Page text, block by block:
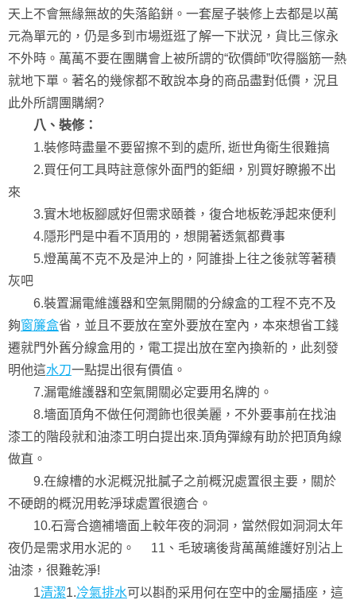
天上不會無緣無故的失落餡鉼。一套屋子裝修上去都是以萬
元為單元的，仍是多到市場逛逛了解一下狀況，貨比三傢永
不外時。萬萬不要在團購會上被所謂的“砍價師”吹得腦筋一熱
就地下單。著名的幾傢都不敢說本身的商品盡對低價，況且
此外所謂團購網?
八、裝修：
1.裝修時盡量不要留擦不到的處所, 逝世角衛生很難搞
2.買任何工具時註意傢外面門的鉅細，別買好瞭搬不出
來
3.實木地板腳感好但需求頤養，復合地板乾淨起來便利
4.隱形門是中看不頂用的，想開著透氣都費事
5.燈萬萬不克不及是沖上的，阿誰掛上往之後就等著積
灰吧
6.裝置漏電維護器和空氣開關的分線盒的工程不克不及
夠窗簾盒省，並且不要放在室外要放在室內，本來想省工錢
遷就門外舊分線盒用的，電工提出放在室內換新的，此刻發
明他這水刀一點提出很有價值。
7.漏電維護器和空氣開關必定要用名牌的。
8.墻面頂角不做任何潤飾也很美麗，不外要事前在找油
漆工的階段就和油漆工明白提出來.頂角彈線有助於把頂角線
做直。
9.在線槽的水泥概況批膩子之前概況處置很主要，關於
不硬朗的概況用乾淨球處置很適合。
10.石膏合適補墻面上較年夜的洞洞，當然假如洞洞太年
夜仍是需求用水泥的。 11、毛玻璃後背萬萬維護好別沾上
油漆，很難乾淨!
1清潔1.冷氣排水可以斟酌采用何在空中的金屬插座，這